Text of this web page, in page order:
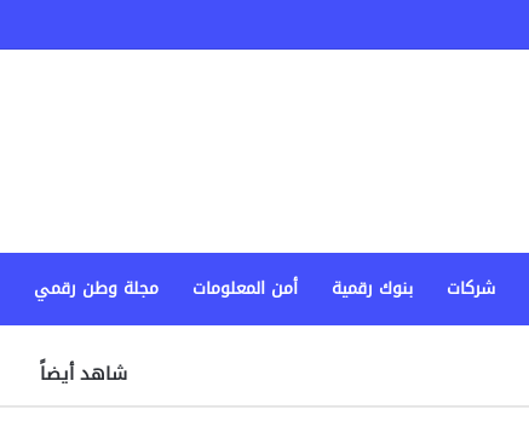
شركات بنوك رقمية أمن المعلومات مجلة وطن رقمي
شاهد أيضاً